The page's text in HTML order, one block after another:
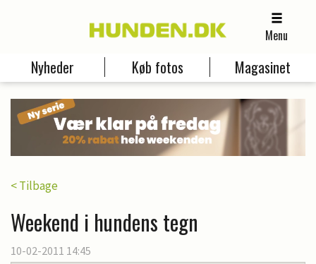
Menu
Nyheder Køb fotos Magasinet
< Tilbage
Weekend i hundens tegn
10-02-2011 14:45